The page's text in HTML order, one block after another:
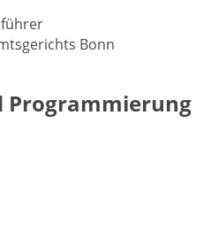
Bonn
Programmierung